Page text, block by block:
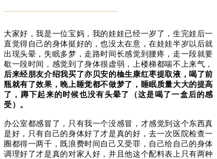
大家好，我是一位宝妈，我的娃娃已经一岁了，生完娃后一
直觉得自己的身体挺好的，也没太在意，在娃娃半岁以后就
出现头晕，失眠多梦，走路时间长感觉到腰疼，走一段就要
歇一段时间，感觉到了身体很虚弱，上楼梯都喘不上来气，
后来经朋友介绍我买了亦贝安的桖生康红枣提取液， 喝了前
瓶就有了效果，晚上睡觉都不做梦了，睡眠质量大大的提高
了，蹲下起来的时候也没有头晕了（这是喝了一盒后的感
受）。
办公室都感冒了，只有我一个没感冒，才感觉到这个东西真
是好，只有自己的身体好了才是真的好，去一次医院检查一
圈都得一两千，既浪费时间自己又受罪，自己给自己的身体
调理好了才是真的对家人好，并且他这个配料表上只有两种